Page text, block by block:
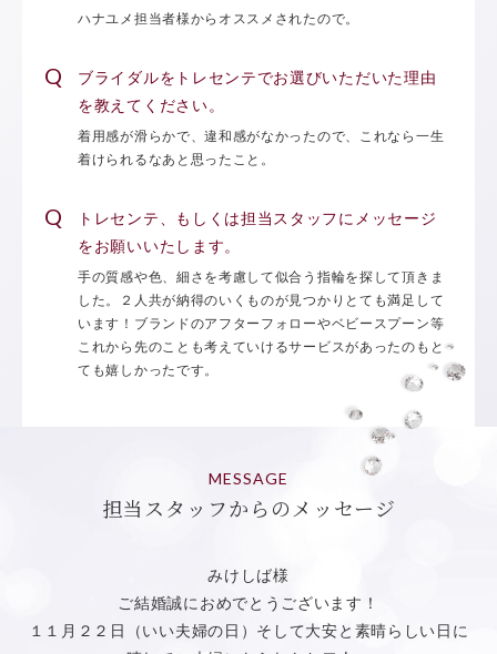
ハナユメ担当者様からオススメされたので。
ブライダルをトレセンテでお選びいただいた理由
を教えてください。
着用感が滑らかで、違和感がなかったので、これなら一生
着けられるなあと思ったこと。
トレセンテ、もしくは担当スタッフにメッセージ
をお願いいたします。
手の質感や色、細さを考慮して似合う指輪を探して頂きま
した。２人共が納得のいくものが見つかりとても満足して
います！ブランドのアフターフォローやベビースプーン等
これから先のことも考えていけるサービスがあったのもと
ても嬉しかったです。
MESSAGE
担当スタッフからのメッセージ
みけしば様
ご結婚誠におめでとうございます！
１１月２２日（いい夫婦の日）そして大安と素晴らしい日に